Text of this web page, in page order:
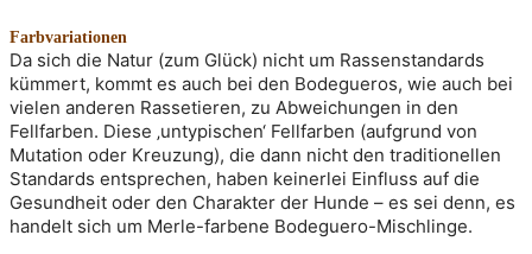
Farbvariationen
Da sich die Natur (zum Glück) nicht um Rassenstandards
kümmert, kommt es auch bei den Bodegueros, wie auch bei
vielen anderen Rassetieren, zu Abweichungen in den
Fellfarben. Diese ‚untypischen‘ Fellfarben (aufgrund von
Mutation oder Kreuzung), die dann nicht den traditionellen
Standards entsprechen, haben keinerlei Einfluss auf die
Gesundheit oder den Charakter der Hunde – es sei denn, es
handelt sich um Merle-farbene Bodeguero-Mischlinge.